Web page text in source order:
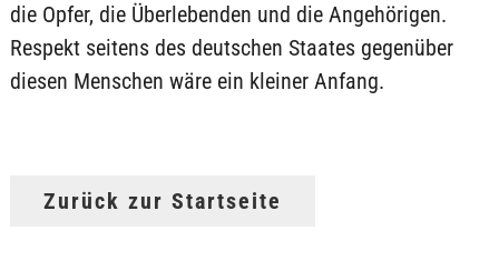
die Opfer, die Überlebenden und die Angehörigen.
Respekt seitens des deutschen Staates gegenüber
diesen Menschen wäre ein kleiner Anfang.
Zurück zur Startseite